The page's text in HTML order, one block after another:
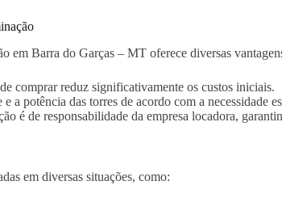
em Barra do Garças – MT oferece diversas
comprar reduz significativamente os custos iniciais.
e a potência das torres de acordo com a necessidade
é de responsabilidade da empresa locadora,
em diversas situações, como: